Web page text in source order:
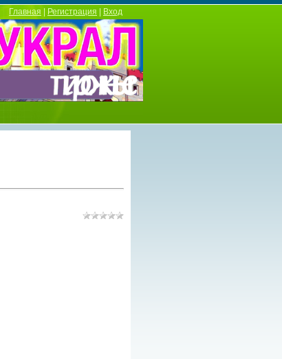
Главная Регистрация Вход